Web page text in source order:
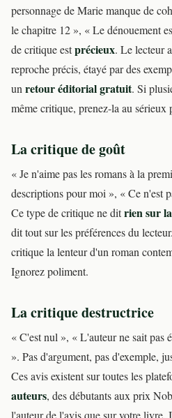
personnage de Marie manque de
le chapitre 12 », « Le dénouement
de critique estprécieux. Le lecteur
reproche précis, étayé par des
unretour éditorial gratuit. Si
même critique, prenez-la au
La critique de goût
« Je n'aime pas les romans à la
descriptions pour moi », « Ce n'est
Ce type de critique ne ditrien sur
dit tout sur les préférences du
critique la lenteur d'un roman
Ignorez poliment.
La critique destructrice
« C'est nul », « L'auteur ne sait pas
». Pas d'argument, pas d'exemple,
Ces avis existent sur toutes les
auteurs, des débutants aux prix